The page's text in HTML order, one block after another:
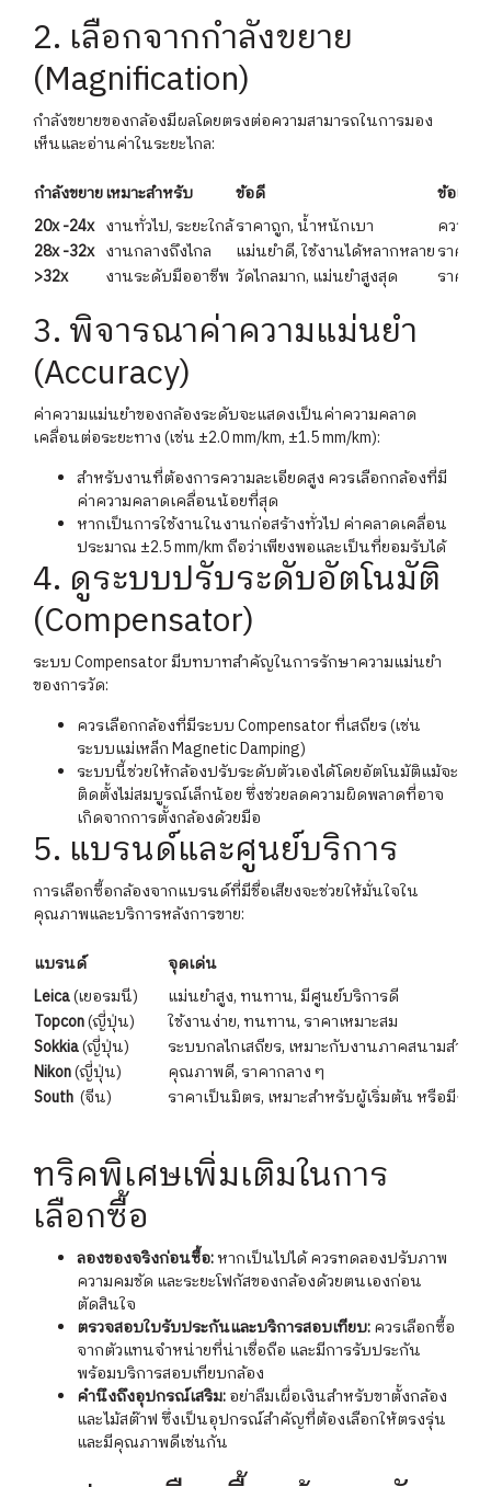
2. เลือกจากกำลังขยาย
(Magnification)
กำลังขยายของกล้องมีผลโดยตรงต่อความสามารถในการมอง
เห็นและอ่านค่าในระยะไกล:
กำลังขยายเหมาะสำหรับ ข้อดี
ข้อเสีย
20x -24x งานทั่วไป, ระยะใกล้ราคาถูก, น้ำหนักเบา
ความแ
28x -32x งานกลางถึงไกล แม่นยำดี, ใช้งานได้หลากหลายราคาสู
>32x
งานระดับมืออาชีพ วัดไกลมาก, แม่นยำสูงสุด ราคาสู
3. พิจารณาค่าความแม่นยำ
(Accuracy)
ค่าความแม่นยำของกล้องระดับจะแสดงเป็นค่าความคลาด
เคลื่อนต่อระยะทาง (เช่น ±2.0 mm/km, ±1.5 mm/km):
สำหรับงานที่ต้องการความละเอียดสูง ควรเลือกกล้องที่มี
ค่าความคลาดเคลื่อนน้อยที่สุด
หากเป็นการใช้งานในงานก่อสร้างทั่วไป ค่าคลาดเคลื่อน
ประมาณ ±2.5 mm/km ถือว่าเพียงพอและเป็นที่ยอมรับได้
4. ดูระบบปรับระดับอัตโนมัติ
(Compensator)
ระบบ Compensator มีบทบาทสำคัญในการรักษาความแม่นยำ
ของการวัด:
ควรเลือกกล้องที่มีระบบ Compensator ที่เสถียร (เช่น
ระบบแม่เหล็ก Magnetic Damping)
ระบบนี้ช่วยให้กล้องปรับระดับตัวเองได้โดยอัตโนมัติแม้จะ
ติดตั้งไม่สมบูรณ์เล็กน้อย ซึ่งช่วยลดความผิดพลาดที่อาจ
เกิดจากการตั้งกล้องด้วยมือ
5. แบรนด์และศูนย์บริการ
การเลือกซื้อกล้องจากแบรนด์ที่มีชื่อเสียงจะช่วยให้มั่นใจใน
คุณภาพและบริการหลังการขาย:
แบรนด์
จุดเด่น
Leica(เยอรมนี)
แม่นยำสูง, ทนทาน, มีศูนย์บริการดี
Topcon(ญี่ปุ่น)
ใช้งานง่าย, ทนทาน, ราคาเหมาะสม
Sokkia(ญี่ปุ่น)
ระบบกลไกเสถียร, เหมาะกับงานภาคสนามสำหรั
Nikon(ญี่ปุ่น)
คุณภาพดี, ราคากลาง ๆ
South (จีน) ราคาเป็นมิตร, เหมาะสำหรับผู้เริ่มต้น หรือมีงบ
ทริคพิเศษเพิ่มเติมในการ
เลือกซื้อ
ลองของจริงก่อนซื้อ:หากเป็นไปได้ ควรทดลองปรับภาพ
ความคมชัด และระยะโฟกัสของกล้องด้วยตนเองก่อน
ตัดสินใจ
ตรวจสอบใบรับประกันและบริการสอบเทียบ:ควรเลือกซื้อ
จากตัวแทนจำหน่ายที่น่าเชื่อถือ และมีการรับประกัน
พร้อมบริการสอบเทียบกล้อง
คำนึงถึงอุปกรณ์เสริม:อย่าลืมเผื่อเงินสำหรับขาตั้งกล้อง
และไม้สต๊าฟ ซึ่งเป็นอุปกรณ์สำคัญที่ต้องเลือกให้ตรงรุ่น
และมีคุณภาพดีเช่นกัน